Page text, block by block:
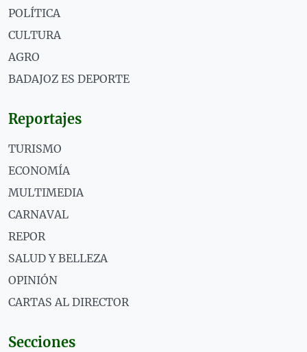
POLÍTICA
CULTURA
AGRO
BADAJOZ ES DEPORTE
Reportajes
TURISMO
ECONOMÍA
MULTIMEDIA
CARNAVAL
REPOR
SALUD Y BELLEZA
OPINIÓN
CARTAS AL DIRECTOR
Secciones